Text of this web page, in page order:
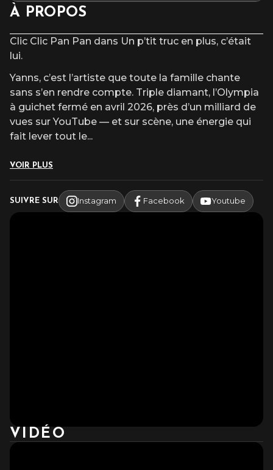
⏰ Début du concert : 18h00
spectacle à l’heure. Nous vous recommandons d’arriver 30
À PROPOS
Clic Clic Pan Pan dans Un p’tit truc en plus, c’était
lui.
Yanns, c’est l’artiste que toute la famille chante
sans s’en rendre compte. Triple diamant, l’Olympia
à guichet fermé en avril 2026, près d’un milliard de
vues sur YouTube — et sur scène, une énergie qui
fait lever tout le...
VOIR PLUS
SUIVRE SUR Instagram Facebook Youtube
VIDÉO